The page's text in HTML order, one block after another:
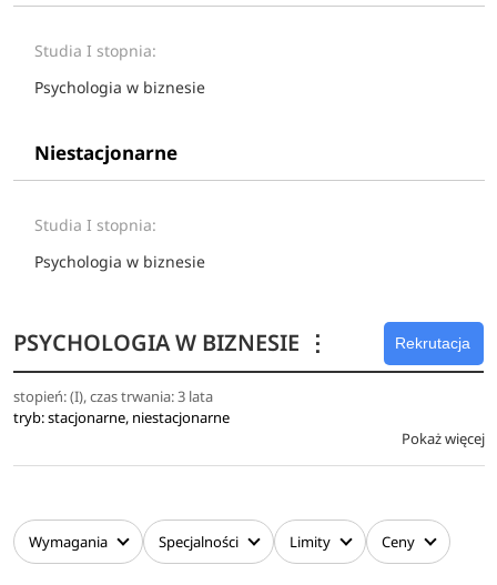
PSYCHOLOGIA W BIZNESIE ⋮ Rekrutacja
stopień: (I), czas trwania: 3 lata
tryb: stacjonarne, niestacjonarne
Pokaż więcej
Wymagania Specjalności Limity Ceny
Studia I stopnia:
Psychologia w biznesie
Niestacjonarne
Studia I stopnia:
Psychologia w biznesie